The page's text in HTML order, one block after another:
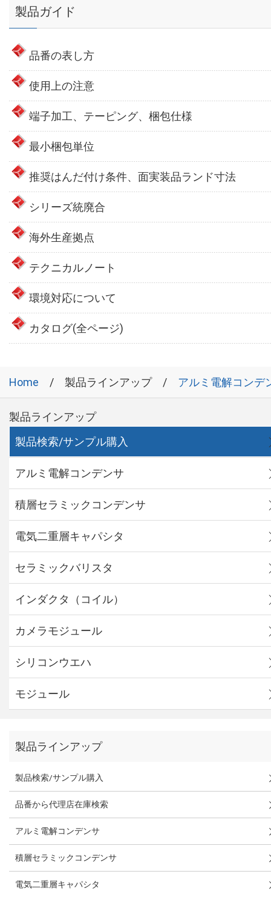
製品ガイド
品番の表し方
使用上の注意
端子加工、テーピング、梱包仕様
最小梱包単位
推奨はんだ付け条件、面実装品ランド寸法
シリーズ統廃合
海外生産拠点
テクニカルノート
環境対応について
カタログ(全ページ)
Home 製品ラインアップ アルミ電解コンデ
製品ラインアップ
製品検索/サンプル購入
アルミ電解コンデンサ
積層セラミックコンデンサ
電気二重層キャパシタ
セラミックバリスタ
インダクタ（コイル）
カメラモジュール
シリコンウエハ
モジュール
製品ラインアップ
製品検索/サンプル購入
品番から代理店在庫検索
アルミ電解コンデンサ
積層セラミックコンデンサ
電気二重層キャパシタ